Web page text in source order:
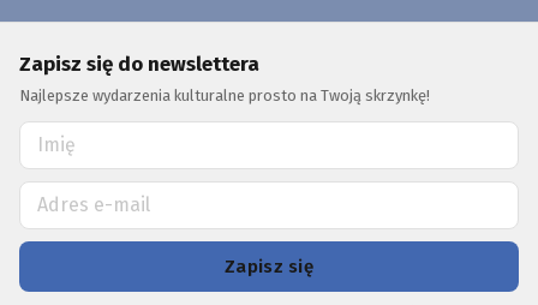
Zapisz się do newslettera
Najlepsze wydarzenia kulturalne prosto na Twoją skrzynkę!
Zapisz się